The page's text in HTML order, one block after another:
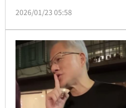
是可靠盟友，歐洲不應再只把
2026/01/23 05:58